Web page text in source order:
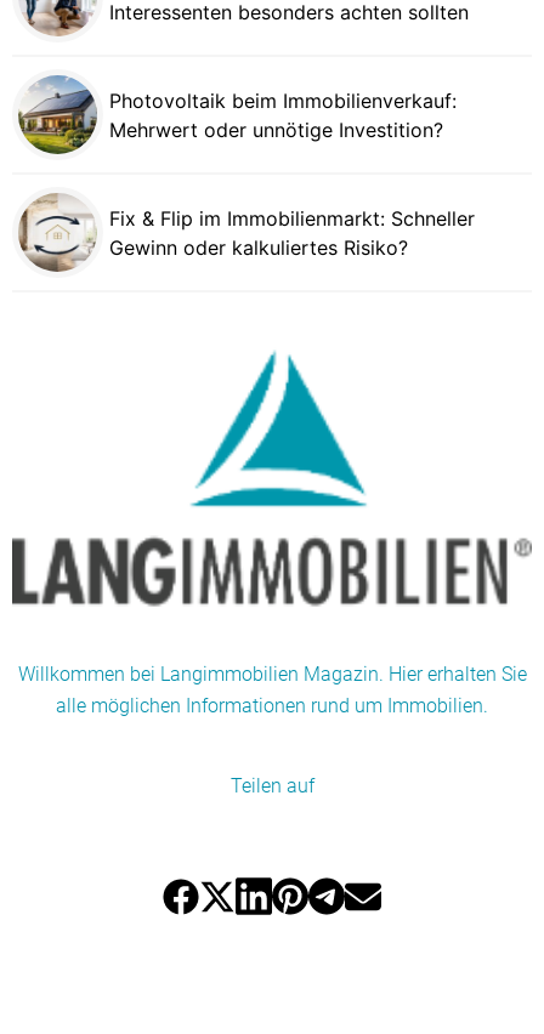
Interessenten besonders achten sollten
Photovoltaik beim Immobilienverkauf:
Mehrwert oder unnötige Investition?
Fix & Flip im Immobilienmarkt: Schneller
Gewinn oder kalkuliertes Risiko?
Willkommen bei Langimmobilien Magazin. Hier erhalten Sie
alle möglichen Informationen rund um Immobilien.
Teilen auf